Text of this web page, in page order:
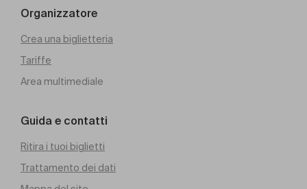
Organizzatore
Crea una biglietteria
Tariffe
Area multimediale
Guida e contatti
Ritira i tuoi biglietti
Trattamento dei dati